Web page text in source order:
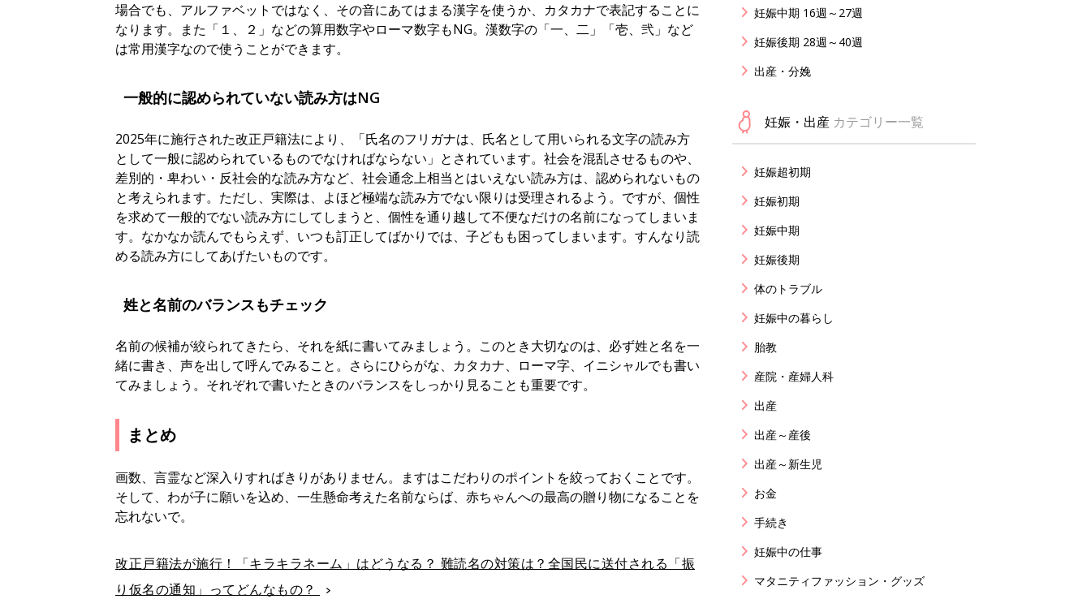
場合でも、アルファベットではなく、その音にあてはまる漢字を使うか、カタカナで表記することに
なります。また「１、２」などの算用数字やローマ数字もNG。漢数字の「一、二」「壱、弐」など
は常用漢字なので使うことができます。
一般的に認められていない読み方はNG
2025年に施行された改正戸籍法により、「氏名のフリガナは、氏名として用いられる文字の読み方
として一般に認められているものでなければならない」とされています。社会を混乱させるものや、
差別的・卑わい・反社会的な読み方など、社会通念上相当とはいえない読み方は、認められないもの
と考えられます。ただし、実際は、よほど極端な読み方でない限りは受理されるよう。ですが、個性
を求めて一般的でない読み方にしてしまうと、個性を通り越して不便なだけの名前になってしまいま
す。なかなか読んでもらえず、いつも訂正してばかりでは、子どもも困ってしまいます。すんなり読
める読み方にしてあげたいものです。
姓と名前のバランスもチェック
名前の候補が絞られてきたら、それを紙に書いてみましょう。このとき大切なのは、必ず姓と名を一
緒に書き、声を出して呼んでみること。さらにひらがな、カタカナ、ローマ字、イニシャルでも書い
てみましょう。それぞれで書いたときのバランスをしっかり見ることも重要です。
まとめ
画数、言霊など深入りすればきりがありません。ますはこだわりのポイントを絞っておくことです。
そして、わが子に願いを込め、一生懸命考えた名前ならば、赤ちゃんへの最高の贈り物になることを
忘れないで。
改正戸籍法が施行！「キラキラネーム」はどうなる？ 難読名の対策は？全国民に送付される「振
り仮名の通知」ってどんなもの？
妊娠中期 16週～27週
妊娠後期 28週～40週
出産・分娩
妊娠・出産 カテゴリー一覧
妊娠超初期
妊娠初期
妊娠中期
妊娠後期
体のトラブル
妊娠中の暮らし
胎教
産院・産婦人科
出産
出産～産後
出産～新生児
お金
手続き
妊娠中の仕事
マタニティファッション・グッズ